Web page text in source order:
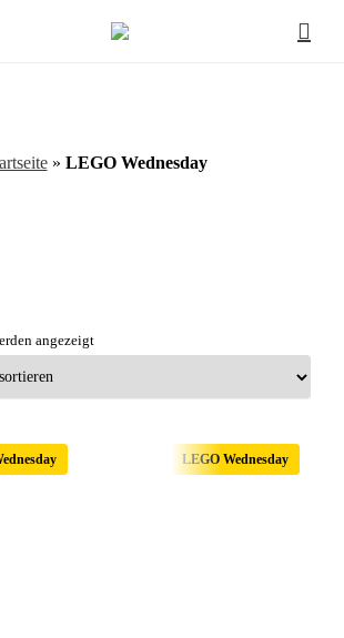
LEGO Wednesday
» LEGO Wednesday
angezeigtNach
Aktualität
LEGO Wednesday